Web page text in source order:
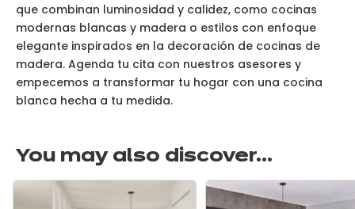
que combinan luminosidad y calidez, como cocinas
modernas blancas y madera o estilos con enfoque
elegante inspirados en la decoración de cocinas de
madera. Agenda tu cita con nuestros asesores y
empecemos a transformar tu hogar con una cocina
blanca hecha a tu medida.
You may also discover...